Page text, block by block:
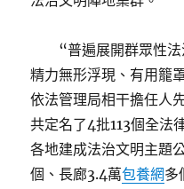
“普遍展開群眾性
精力無形浮現、有用籠
依法管理局相干擔任人
共定名了4批113個全法
各地建成法治文明主題
個、長廊3.4萬包養網多